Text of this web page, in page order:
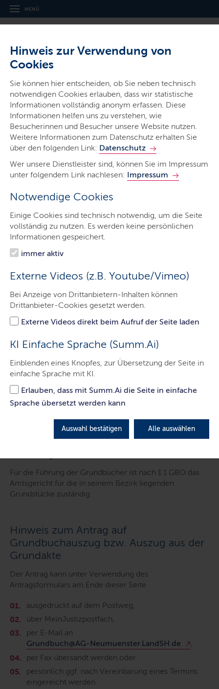
Hinweis zur Verwendung von
Cookies
Sie können hier entscheiden, ob Sie neben technisch
notwendigen Cookies erlauben, dass wir statistische
Informationen vollständig anonym erfassen. Diese
Informationen helfen uns zu verstehen, wie
Besucherinnen und Besucher unsere Website nutzen.
Weitere Informationen zum Datenschutz erhalten Sie
über den folgenden Link: Datenschutz
Wer unsere Dienstleister sind, können Sie im Impressum
unter folgendem Link nachlesen: Impressum
Notwendige Cookies
Einige Cookies sind technisch notwendig, um die Seite
vollständig zu nutzen. Es werden keine persönlichen
Informationen gespeichert.
immer aktiv
Externe Videos (z.B. Youtube/Vimeo)
Bei Anzeige von Drittanbietern-Inhalten können
Drittanbieter-Cookies gesetzt werden.
Externe Videos direkt beim Aufruf der Seite laden
KI Einfache Sprache (Summ.Ai)
Einblenden eines Knopfes, zur Übersetzung der Seite in
einfache Sprache mit KI.
Erlauben, dass mit Summ.Ai die Seite in einfache
Sprache übersetzt werden kann
Auswahl bestätigen Alle auswählen
MENÜ
Amtsgericht Neumünster
Gerichte & Justizbehörden
Start
Das Gericht
Aufgaben
Besucher & Service
Ausbildung & Beruf
Kontakt
Grundbuchsachen
Hier finden Sie die wichtigsten Informationen zu
Grundbuchsachen.
LETZTE AKTUALISIERUNG: 29.11.2021
Für die Führung der Grundbücher ist nach § 1 GBO das
Amtsgericht für die in seinem Bezirk liegenden
Grundstücke zuständig.
Hinweis zum Antrag auf
Grundbuchauszug bzw. Auszug aus der
Grundakte
Der Antrag kann unter Verwendung des
Antragsformulars am Ende dieser Seite
ausgedruckt auf dem Postweg,
über MeinJustizpostfach,
per E-Mail an
Grundbuch@AG-Neumuenster.LandSH.de
,
per Fax übersandt werden oder
persönlich ggf. nach Vereinbarung eines Termins
eingereicht werden.